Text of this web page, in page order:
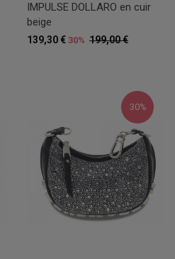
IMPULSE DOLLARO en cuir
beige
199,00 €
139,30 € 30%
30%